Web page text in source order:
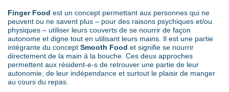
Finger Food est un concept permettant aux personnes qui ne
peuvent ou ne savent plus – pour des raisons psychiques et/ou
physiques – utiliser leurs couverts de se nourrir de façon
autonome et digne tout en utilisant leurs mains. Il est une partie
intégrante du concept Smooth Food et signifie se nourrir
directement de la main à la bouche. Ces deux approches
permettent aux résident-e-s de retrouver une partie de leur
autonomie, de leur indépendance et surtout le plaisir de manger
au cours du repas.